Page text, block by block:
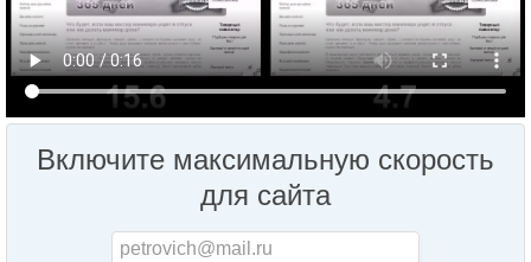
Включите максимальную скорость
для сайта